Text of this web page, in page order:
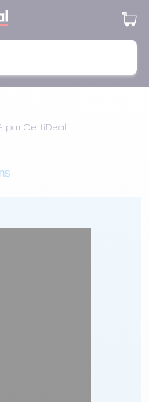
par CertiDeal